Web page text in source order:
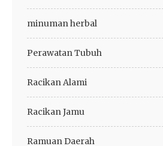
minuman herbal
Perawatan Tubuh
Racikan Alami
Racikan Jamu
Ramuan Daerah